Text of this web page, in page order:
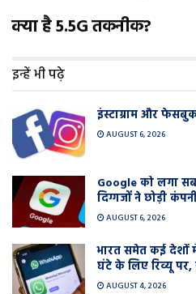
क्या है 5.5G तकनीक?
इन्हें भी पढ़े
इंस्टाग्राम और
AUGUST 6, 2026
Google को लगा
दिग्गजों ने छोड़ी
AUGUST 6, 2026
भारत समेत कई देशों
घंटे के लिए रिव्यू पर,
AUGUST 4, 2026